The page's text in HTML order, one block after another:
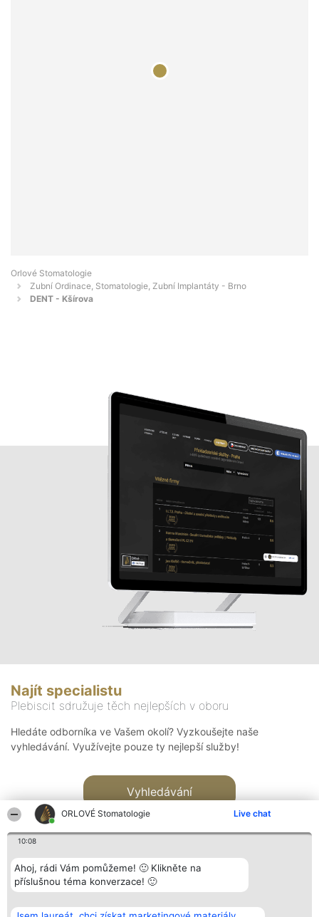
ORLOVÉ Stomatologie Live chat
10:08
Ahoj, rádi Vám pomůžeme! 🙂 Klikněte na
příslušnou téma konverzace! 🙂
Orlové Stomatologie
Zubní Ordinace, Stomatologie, Zubní Implantáty - Brno
DENT - Kšírova
Najít specialistu
Plebiscit sdružuje těch nejlepších v oboru
Hledáte odborníka ve Vašem okolí? Vyzkoušejte naše
vyhledávání. Využívejte pouze ty nejlepší služby!
Vyhledávání
Bright Side Solutions sp. z o.
Vítězové
Kontakt